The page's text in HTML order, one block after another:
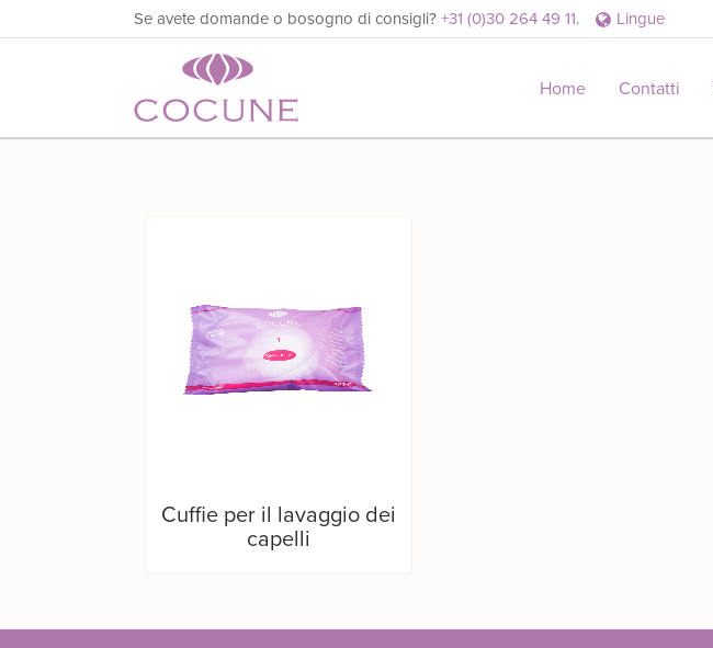
Se avete domande o bosogno di consigli? +31 (0)30 264 49 11. Lingue
Home Contatti
Cuffie per il lavaggio dei
capelli